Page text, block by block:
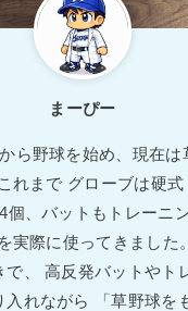
まーぴー
ら野球を始め、現在は
れまで グローブは硬式
個、バットもトレーニ
実際に使ってきました
で、 高反発バットやト
入れながら 「草野球を